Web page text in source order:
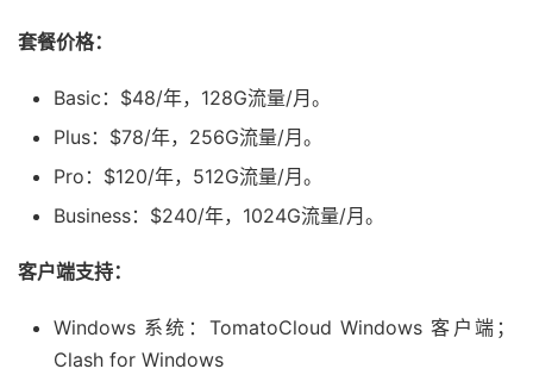
套餐价格：
Basic：$48/年，128G流量/月。
Plus：$78/年，256G流量/月。
Pro：$120/年，512G流量/月。
Business：$240/年，1024G流量/月。
客户端支持：
Windows 系统：TomatoCloud Windows 客户端；
Clash for Windows